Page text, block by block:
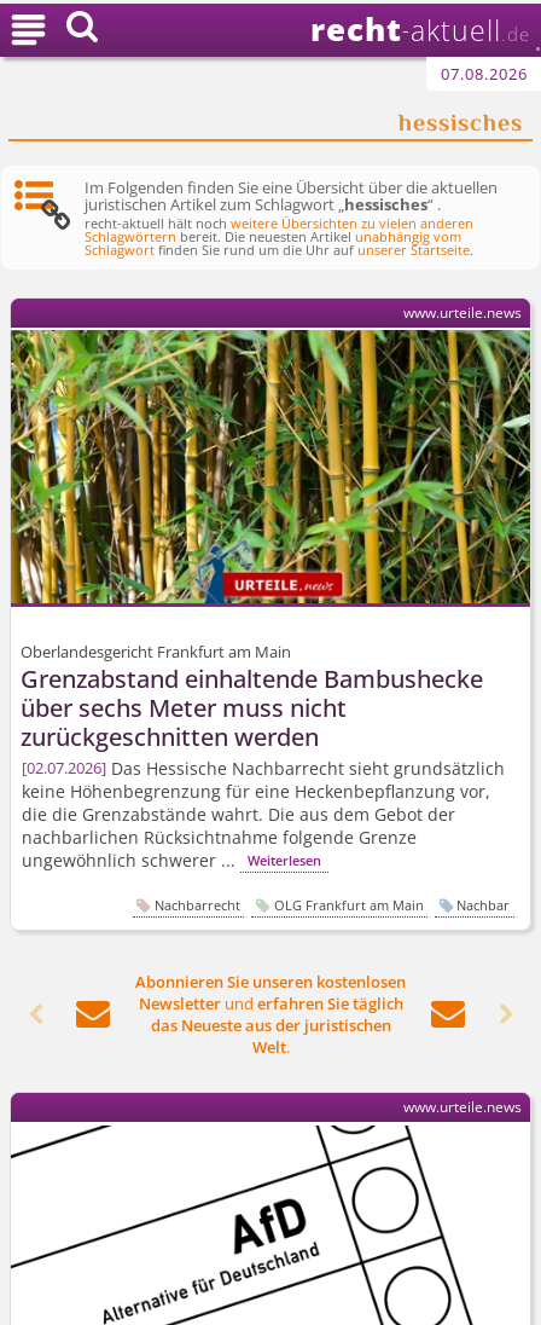
recht-aktuell .de
07.08.2026
hessisches

Im Folgenden finden Sie eine Übersicht über die aktuellen
juristischen Artikel zum Schlagwort „hessisches“ .
recht-aktuell hält nochweitere Übersichten zu vielen anderen
Schlagwörtern bereit. Die neuesten Artikelunabhängig vom
Schlagwort finden Sie rund um die Uhr aufunserer Startseite.
Oberlandesgericht Frankfurt am Main
Grenzabstand einhaltende Bambushecke
über sechs Meter muss nicht
zurückgeschnitten werden
02.07.2026 Das Hessische Nachbarrecht sieht grundsätzlich
keine Höhenbegrenzung für eine Heckenbepflanzung vor,
die die Grenzabstände wahrt. Die aus dem Gebot der
nachbarlichen Rücksichtnahme folgende Grenze
ungewöhnlich schwerer ...
Weiterlesen
www.urteile.news
Nachbarrecht OLG Frankfurt am Main Nachbar
 
Abonnieren Sie unseren kostenlosen
Newsletterund erfahren Sie täglich
das Neueste aus der juristischen
Welt.
 
www.urteile.news